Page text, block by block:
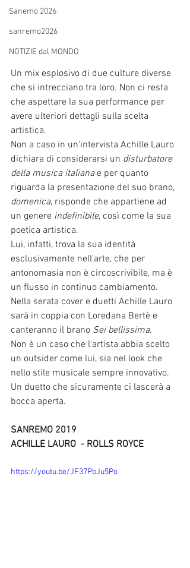
Sanemo 2026
sanremo2026
NOTIZIE dal MONDO
Un mix esplosivo di due culture diverse
che si intrecciano tra loro. Non ci resta
che aspettare la sua performance per
avere ulteriori dettagli sulla scelta
artistica.
Non a caso in un'intervista Achille Lauro
dichiara di considerarsi un disturbatore
della musica italiana e per quanto
riguarda la presentazione del suo brano,
domenica, risponde che appartiene ad
un genere indefinibile, così come la sua
poetica artistica.
Lui, infatti, trova la sua identità
esclusivamente nell'arte, che per
antonomasia non è circoscrivibile, ma è
un flusso in continuo cambiamento.
Nella serata cover e duetti Achille Lauro
sarà in coppia con Loredana Bertè e
canteranno il brano Sei bellissima.
Non è un caso che l'artista abbia scelto
un outsider come lui, sia nel look che
nello stile musicale sempre innovativo.
Un duetto che sicuramente ci lascerà a
bocca aperta.
SANREMO 2019
ACHILLE LAURO  - ROLLS ROYCE
https://youtu.be/JF37PbJu5Po